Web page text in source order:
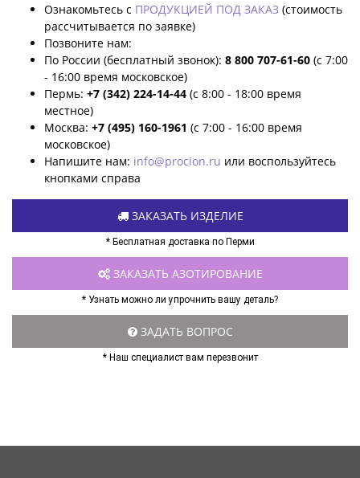
Ознакомьтесь с ПРОДУКЦИЕЙ ПОД ЗАКАЗ (стоимость
рассчитывается по заявке)
Позвоните нам:
По России (бесплатный звонок): 8 800 707-61-60 (с 7:00
- 16:00 время московское)
Пермь: +7 (342) 224-14-44 (с 8:00 - 18:00 время
местное)
Москва: +7 (495) 160-1961 (с 7:00 - 16:00 время
московское)
Напишите нам: info@procion.ru или воспользуйтесь
кнопками справа
ЗАКАЗАТЬ ИЗДЕЛИЕ
* Бесплатная доставка по Перми
ЗАКАЗАТЬ АЗОТИРОВАНИЕ
* Узнать можно ли упрочнить вашу деталь?
ЗАДАТЬ ВОПРОС
* Наш специалист вам перезвонит